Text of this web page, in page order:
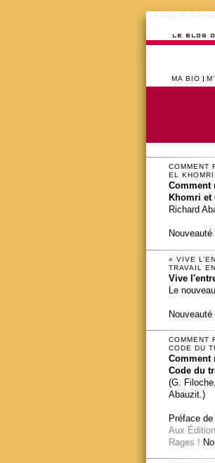
MA BIO
COMMENT
EL
Comment
Khomri et
Richard
« VIVE
TRAVAIL
Vive
Le
COMMENT
CODE DU
Comment
Code du
(G.
Abauzit.)
Préface
Aux
Rages !